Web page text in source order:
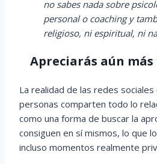
no sabes nada sobre
personal o coaching y
religioso, ni espiritual, ni
Apreciarás aún
La realidad de las redes sociales
personas comparten todo lo
como una forma de buscar la
consiguen en sí mismos, lo que
incluso momentos realmente